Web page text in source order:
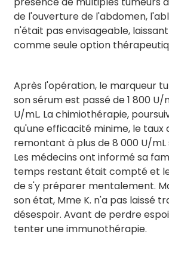
de l'ouverture de l'abdomen,
n'était pas envisageable,
comme seule option
Après l'opération, le marqueur
son sérum est passé de 1 800 U/
U/mL. La chimiothérapie,
qu'une efficacité minime, le taux
remontant à plus de 8 000 U/mL
Les médecins ont informé sa
temps restant était compté et
de s'y préparer mentalement.
son état, Mme K. n'a pas laissé
désespoir. Avant de perdre
tenter une immunothérapie.